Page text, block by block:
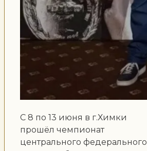
С 8 по 13 июня в г.Химки
прошёл чемпионат
центрального федерального